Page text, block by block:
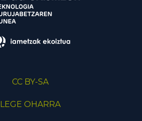
CC BY-SA
LEGE OHARRA